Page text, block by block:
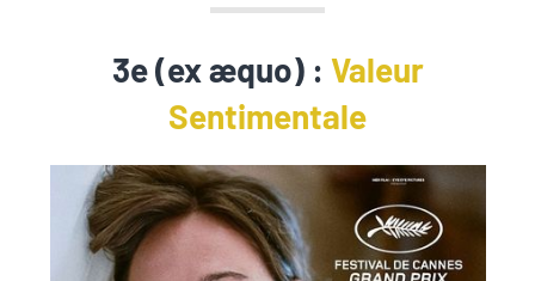
3e (ex æquo) : Valeur
Sentimentale